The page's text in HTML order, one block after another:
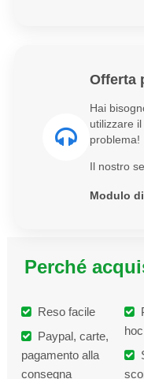
Offerta
Hai
utilizzare
problema!
Il nostro
Modulo
Perché
Reso facile
Paypal, carte,
pagamento alla
consegna